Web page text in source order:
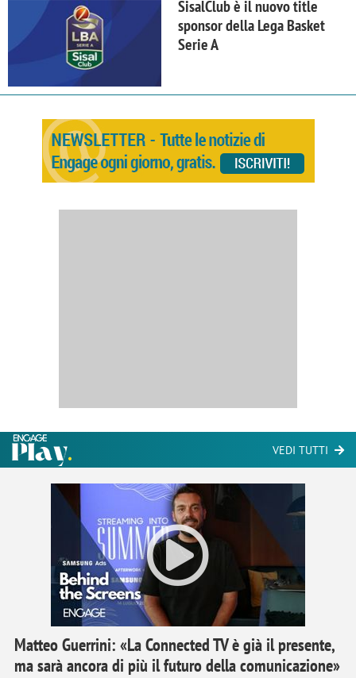
SisalClub è il nuovo title
sponsor della Lega Basket
Serie A
VEDI TUTTI
Matteo Guerrini: «La Connected TV è già il presente,
ma sarà ancora di più il futuro della comunicazione»